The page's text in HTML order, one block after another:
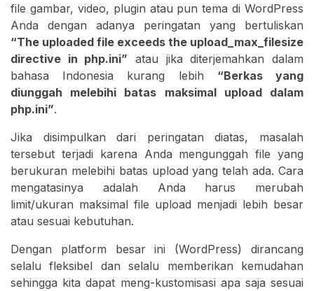
file gambar, video, plugin atau pun tema di WordPress
Anda dengan adanya peringatan yang bertuliskan
“The uploaded file exceeds the upload_max_filesize
directive in php.ini” atau jika diterjemahkan dalam
bahasa Indonesia kurang lebih “Berkas yang
diunggah melebihi batas maksimal upload dalam
php.ini”.
Jika disimpulkan dari peringatan diatas, masalah
tersebut terjadi karena Anda mengunggah file yang
berukuran melebihi batas upload yang telah ada. Cara
mengatasinya adalah Anda harus merubah
limit/ukuran maksimal file upload menjadi lebih besar
atau sesuai kebutuhan.
Dengan platform besar ini (WordPress) dirancang
selalu fleksibel dan selalu memberikan kemudahan
sehingga kita dapat meng-kustomisasi apa saja sesuai